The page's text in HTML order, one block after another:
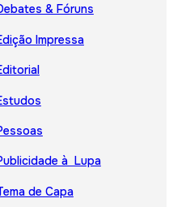
& Fóruns
Impressa
à Lupa
de Capa